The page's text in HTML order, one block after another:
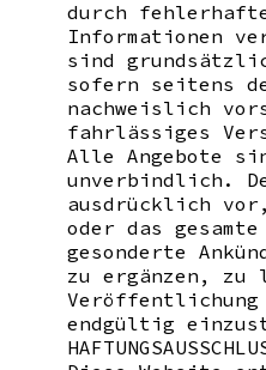
durch
Informationen
sind
sofern seitens
nachweislich
fahrlässiges
Alle Angebote
unverbindlich.
ausdrücklich
oder das gesamte
gesonderte
zu ergänzen, zu
endgültig